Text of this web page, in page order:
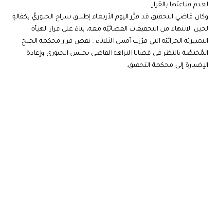
لعدم قناعتها بالقرار.
وكان قاضي التحقيق قد قرَّر اليوم الأربعاء إطلاق سراح الجبوريِّ بكفالةٍ
لحين الانتهاء من التحقيقات القضائيَّة معه، بناءً على قرار الهيأة
التمييزيَّة الجزائيَّة التي قرَّرت أمس الثلاثاء , نقض قرار محكمة الجنح
المُختصَّة بالنظر في قضايا النزاهة القاضي بحبس الجبوري وإعادة
الإضبارة إلى محكمة التحقيق.